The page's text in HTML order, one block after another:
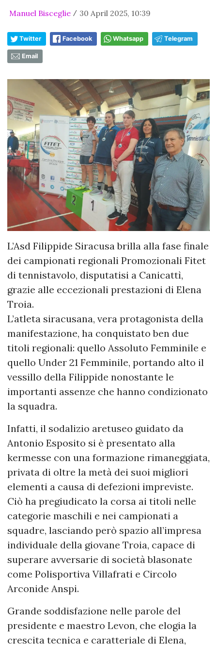
Manuel Bisceglie / 30 April 2025, 10:39
Twitter Facebook Whatsapp Telegram
Email
L’Asd Filippide Siracusa brilla alla fase finale
dei campionati regionali Promozionali Fitet
di tennistavolo, disputatisi a Canicattì,
grazie alle eccezionali prestazioni di Elena
Troia.
L’atleta siracusana, vera protagonista della
manifestazione, ha conquistato ben due
titoli regionali: quello Assoluto Femminile e
quello Under 21 Femminile, portando alto il
vessillo della Filippide nonostante le
importanti assenze che hanno condizionato
la squadra.
Infatti, il sodalizio aretuseo guidato da
Antonio Esposito si è presentato alla
kermesse con una formazione rimaneggiata,
privata di oltre la metà dei suoi migliori
elementi a causa di defezioni impreviste.
Ciò ha pregiudicato la corsa ai titoli nelle
categorie maschili e nei campionati a
squadre, lasciando però spazio all’impresa
individuale della giovane Troia, capace di
superare avversarie di società blasonate
come Polisportiva Villafrati e Circolo
Arconide Anspi.
Grande soddisfazione nelle parole del
presidente e maestro Levon, che elogia la
crescita tecnica e caratteriale di Elena,